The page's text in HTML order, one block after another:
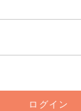
ログイン